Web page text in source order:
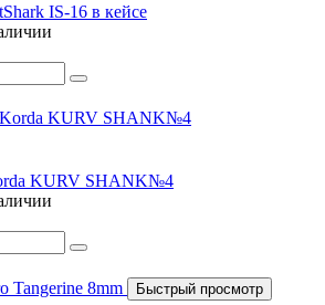
IS-16 в кейсе
KURV SHANK№4
Быстрый просмотр